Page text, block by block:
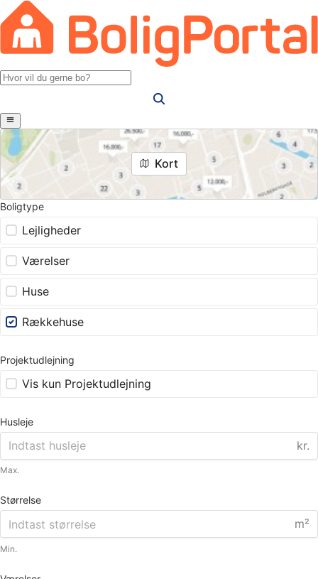
Kort
Boligtype
Lejligheder
Værelser
Huse
Rækkehuse
Projektudlejning
Vis kun Projektudlejning
Husleje
kr.
Max.
Størrelse
m²
Min.